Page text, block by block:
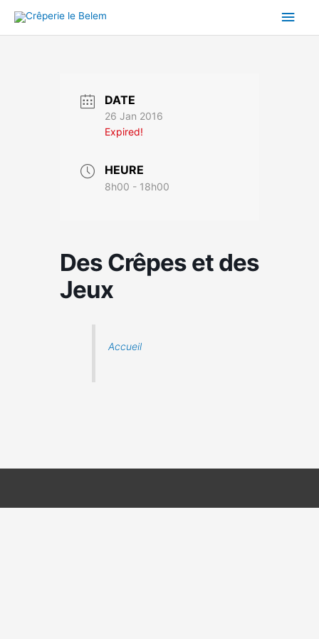
contenu
DATE
26 Jan 2016
Expired!
HEURE
8h00 - 18h00
Des Crêpes et des
Jeux
Accueil